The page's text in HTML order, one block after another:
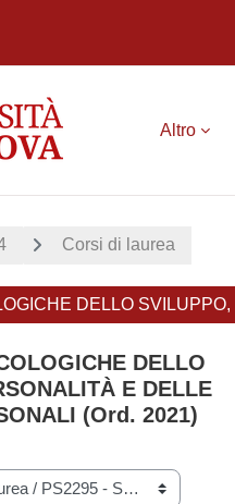
Altro
Corsi di laurea
DELLO
DELLO
E DELLE
(Ord. 2021)